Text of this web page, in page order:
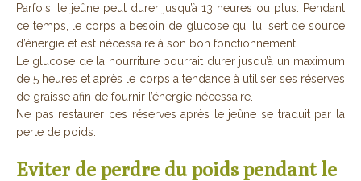
Parfois, le jeûne peut durer jusqu’à 13 heures ou plus. Pendant
ce temps, le corps a besoin de glucose qui lui sert de source
d’énergie et est nécessaire à son bon fonctionnement.
Le glucose de la nourriture pourrait durer jusqu’à un maximum
de 5 heures et après le corps a tendance à utiliser ses réserves
de graisse afin de fournir l’énergie nécessaire.
Ne pas restaurer ces réserves après le jeûne se traduit par la
perte de poids.
Eviter de perdre du poids pendant le